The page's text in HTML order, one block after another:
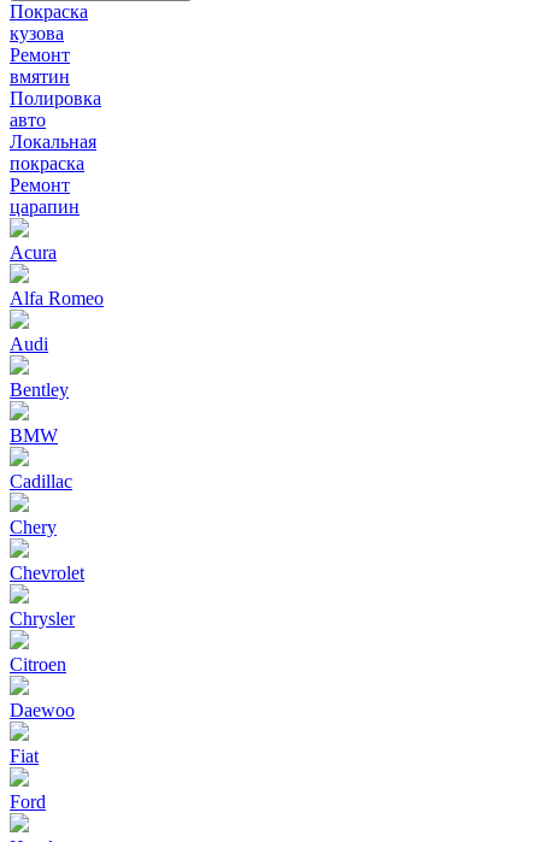
Покраска
кузова
Ремонт
вмятин
Полировка
авто
Локальная
покраска
Ремонт
царапин
Acura
Alfa Romeo
Audi
Bentley
BMW
Cadillac
Chery
Chevrolet
Chrysler
Citroen
Daewoo
Fiat
Ford